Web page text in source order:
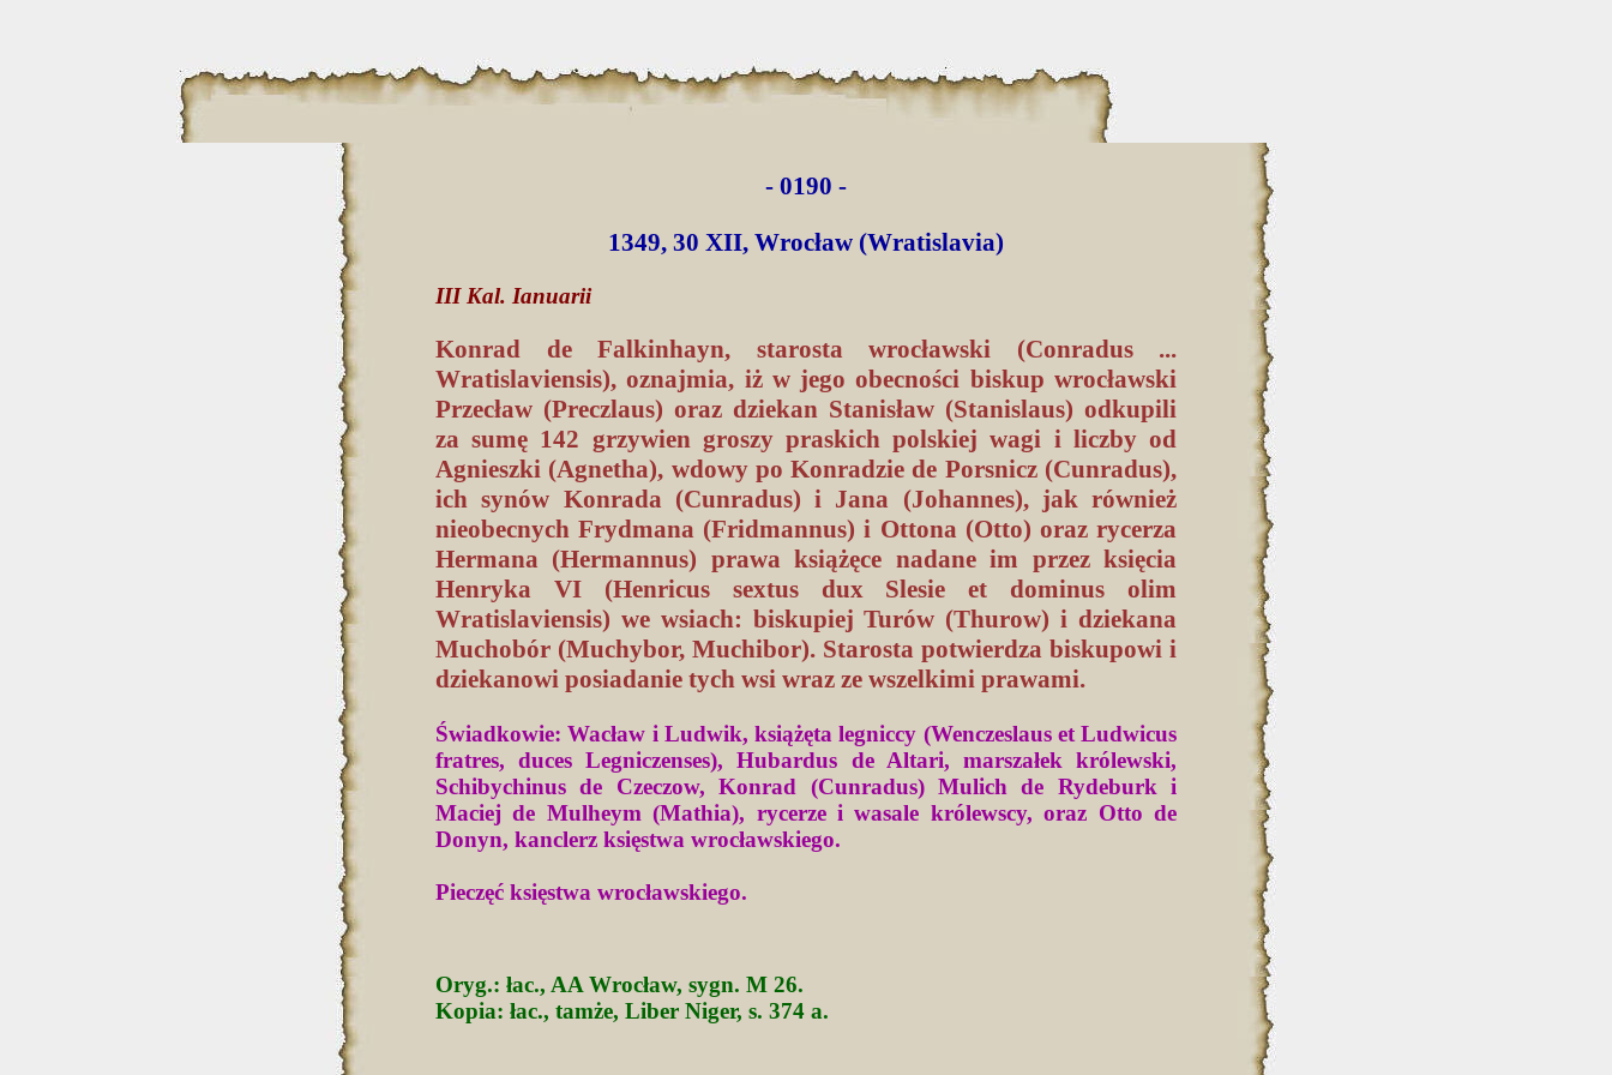
- 0190 -
1349, 30 XII, Wrocław (Wratislavia)
III Kal. Ianuarii
Konrad de Falkinhayn, starosta wrocławski (Conradus ...
Wratislaviensis), oznajmia, iż w jego obecności biskup wrocławski
Przecław (Preczlaus) oraz dziekan Stanisław (Stanislaus) odkupili
za sumę 142 grzywien groszy praskich polskiej wagi i liczby od
Agnieszki (Agnetha), wdowy po Konradzie de Porsnicz (Cunradus),
ich synów Konrada (Cunradus) i Jana (Johannes), jak również
nieobecnych Frydmana (Fridmannus) i Ottona (Otto) oraz rycerza
Hermana (Hermannus) prawa książęce nadane im przez księcia
Henryka VI (Henricus sextus dux Slesie et dominus olim
Wratislaviensis) we wsiach: biskupiej Turów (Thurow) i dziekana
Muchobór (Muchybor, Muchibor). Starosta potwierdza biskupowi i
dziekanowi posiadanie tych wsi wraz ze wszelkimi prawami.
Świadkowie: Wacław i Ludwik, książęta legniccy (Wenczeslaus et Ludwicus
fratres, duces Legniczenses), Hubardus de Altari, marszałek królewski,
Schibychinus de Czeczow, Konrad (Cunradus) Mulich de Rydeburk i
Maciej de Mulheym (Mathia), rycerze i wasale królewscy, oraz Otto de
Donyn, kanclerz księstwa wrocławskiego.
Pieczęć księstwa wrocławskiego.
Oryg.: łac., AA Wrocław, sygn. M 26.
Kopia: łac., tamże, Liber Niger, s. 374 a.